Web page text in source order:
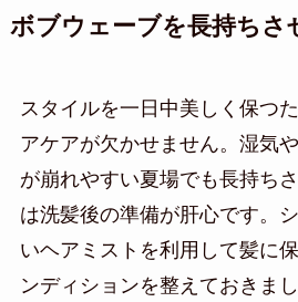
ボブウェーブを長持ちさ
スタイルを一日中美しく保つ
アケアが欠かせません。湿気
が崩れやすい夏場でも長持ち
は洗髪後の準備が肝心です。
いヘアミストを利用して髪に
ンディションを整えておきまし